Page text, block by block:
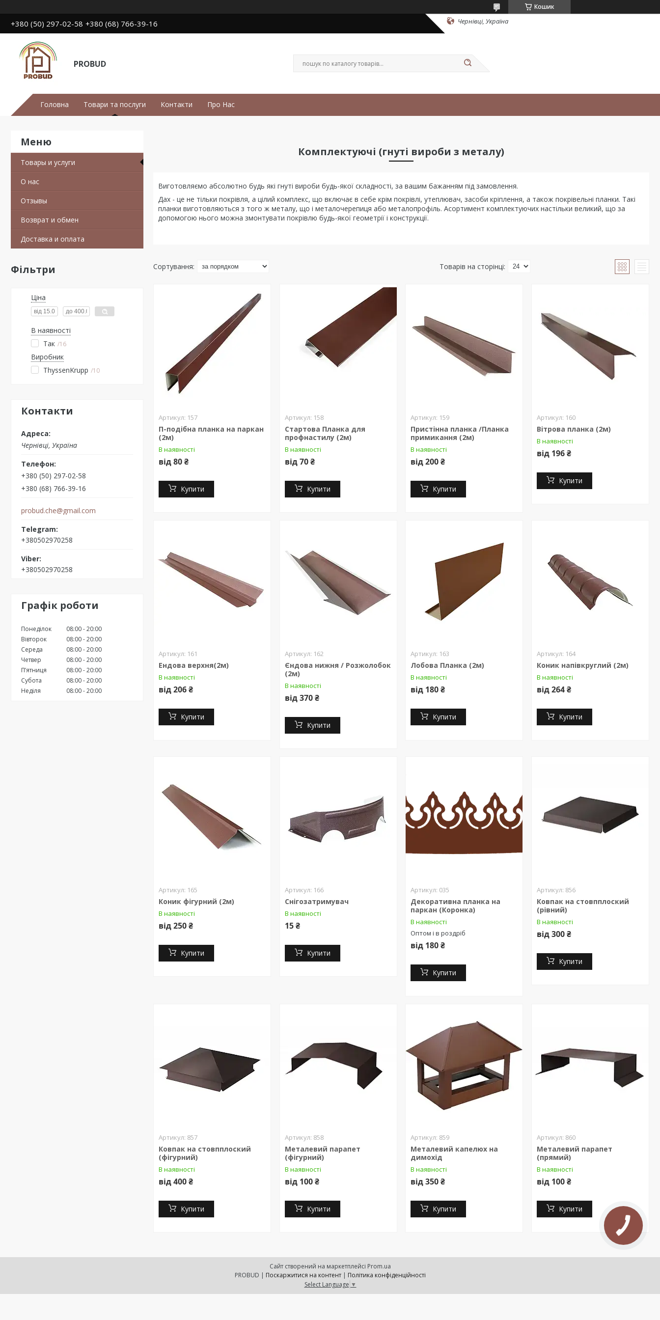
Кошик
+380 (50) 297-02-58 +380 (68) 766-39-16 Чернівці, Україна
PROBUD
Головна Товари та послуги Контакти Про Нас
Товары и услуги
О нас
Отзывы
Возврат и обмен
Доставка и оплата
Фільтри
Ціна
В наявності
Так 16
Виробник
ThyssenKrupp
10
Контакти
Чернівці, Україна
+380 (50) 297-02-58
+380 (68) 766-39-16
probud.che@gmail.com
+380502970258
+380502970258
Графік роботи
Понеділок 08:00 20:00
Вівторок
08:00 20:00
Середа
08:00 20:00
Четвер
08:00 20:00
Пʼятниця
08:00 20:00
Субота
08:00 20:00
Неділя
08:00 20:00
Комплектуючі (гнуті вироби з металу)
Виготовляємо абсолютно будь які гнуті вироби будь-якої складності, за вашим бажанням під замовлення.
Дах - це не тільки покрівля, а цілий комплекс, що включає в себе крім покрівлі, утеплювач, засоби кріплення, а також покрівельні планки. Такі
планки виготовляються з того ж металу, що і металочерепиця або металопрофіль. Асортимент комплектуючих настільки великий, що за
допомогою нього можна змонтувати покрівлю будь-якої геометрії і конструкції.
157
П-подібна планка на паркан
(2м)
В наявності
від 80 ₴
Купити
158
Стартова Планка для
профнастилу (2м)
В наявності
від 70 ₴
Купити
159
Пристінна планка /Планка
примикання (2м)
В наявності
від 200 ₴
Купити
160
Вітрова планка (2м)
В наявності
від 196 ₴
Купити
161
Ендова верхня(2м)
В наявності
від 206 ₴
Купити
162
Єндова нижня / Розжолобок
(2м)
В наявності
від 370 ₴
Купити
163
Лобова Планка (2м)
В наявності
від 180 ₴
Купити
164
Коник напівкруглий (2м)
В наявності
від 264 ₴
Купити
165
Коник фігурний (2м)
В наявності
від 250 ₴
Купити
166
Снігозатримувач
В наявності
15 ₴
Купити
035
Декоративна планка на
паркан (Коронка)
В наявності
Оптом і в роздріб
від 180 ₴
Купити
856
Ковпак на стовпплоский
(рівний)
В наявності
від 300 ₴
Купити
857
Ковпак на стовпплоский
(фігурний)
В наявності
від 400 ₴
Купити
858
Металевий парапет
(фігурний)
В наявності
від 100 ₴
Купити
859
Металевий капелюх на
димохід
В наявності
від 350 ₴
Купити
860
Металевий парапет
(прямий)
В наявності
від 100 ₴
Купити
Сайт створений на маркетплейсі Prom.ua
PROBUD | Поскаржитися на контент | Політика конфіденційності
Select Language ▼